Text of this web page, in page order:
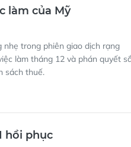
làm của Mỹ
nhẹ trong phiên giao dịch rạng
làm tháng 12 và phán quyết
sách thuế.
hồi phục